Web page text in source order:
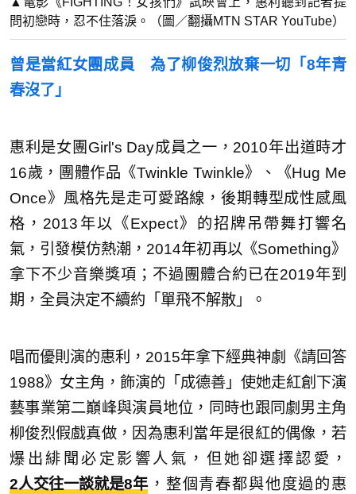
問初戀時，忍不住落淚。（圖／翻攝MTN STAR YouTube）
曾是當紅女團成員 為了柳俊烈放棄一切「8年青
春沒了」
惠利是女團Girl's Day成員之一，2010年出道時才
16歲，團體作品《Twinkle Twinkle》、《Hug Me
Once》風格先是走可愛路線，後期轉型成性感風
格，2013年以《Expect》的招牌吊帶舞打響名
氣，引發模仿熱潮，2014年初再以《Something》
拿下不少音樂獎項；不過團體合約已在2019年到
期，全員決定不續約「單飛不解散」。
唱而優則演的惠利，2015年拿下經典神劇《請回答
1988》女主角，飾演的「成德善」使她走紅創下演
藝事業第二巔峰與演員地位，同時也跟同劇男主角
柳俊烈假戲真做，因為惠利當年是很紅的偶像，若
爆出緋聞必定影響人氣，但她卻選擇認愛，
2人交往一談就是8年，整個青春都與他度過的惠